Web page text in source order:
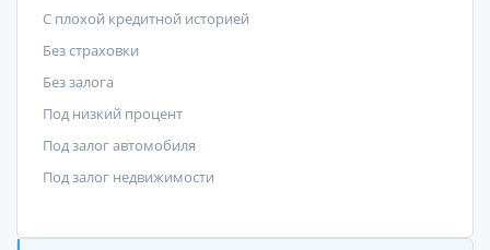
С плохой кредитной историей
Без страховки
Без залога
Под низкий процент
Под залог автомобиля
Под залог недвижимости